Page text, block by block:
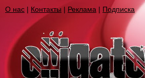
О нас | Контакты | Реклама | Подписка